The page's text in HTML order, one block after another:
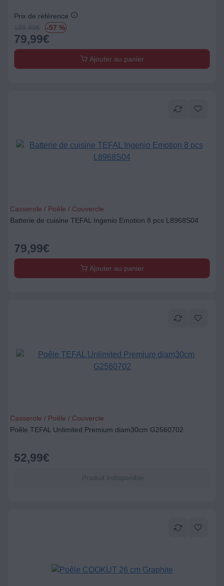
Prix de référence
189.99€ -57 %
79,99€
Ajouter au panier
Casserole / Poêle / Couvercle
Batterie de cuisine TEFAL Ingenio Emotion 8 pcs L8968S04
79,99€
Ajouter au panier
Casserole / Poêle / Couvercle
Poêle TEFAL Unlimited Premium diam30cm G2560702
52,99€
Produit indisponible